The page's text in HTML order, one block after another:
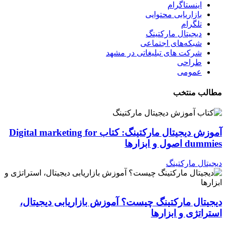
اینستاگرام
بازاریابی محتوایی
تلگرام
دیجیتال مارکتینگ
شبکه‌های اجتماعی
شرکت های تبلیغاتی در مشهد
طراحی
عمومی
مطالب منتخب
آموزش دیجیتال مارکتینگ: کتاب Digital marketing for
dummies اصول و ابزارها
دیجیتال مارکتینگ
دیجیتال مارکتینگ چیست؟ آموزش بازاریابی دیجیتال،
استراتژی و ابزارها